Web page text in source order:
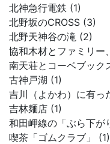
北神急行電鉄 (1)
北野坂のCROSS (3)
北野天神谷の滝 (2)
協和木材とファミリー
南天荘とコーベブック
古神戸湖 (1)
吉川（よかわ）に有っ
吉林麺店 (1)
和田岬線の「ぶら下が
喫茶「ゴムクラブ」 (1)